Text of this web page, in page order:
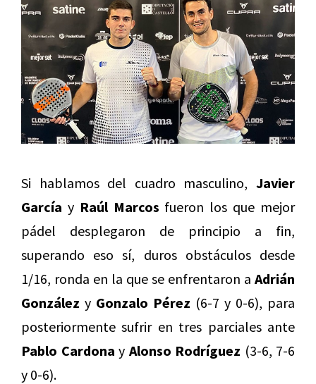
Si hablamos del cuadro masculino, Javier
García y Raúl Marcos fueron los que mejor
pádel desplegaron de principio a fin,
superando eso sí, duros obstáculos desde
1/16, ronda en la que se enfrentaron a Adrián
González y Gonzalo Pérez (6-7 y 0-6), para
posteriormente sufrir en tres parciales ante
Pablo Cardona y Alonso Rodríguez (3-6, 7-6
y 0-6).